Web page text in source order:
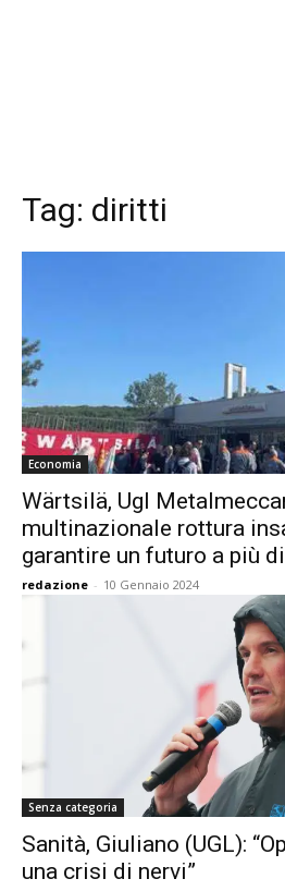
Tag: diritti
Economia
Wärtsilä, Ugl
multinazionale rottura
garantire un futuro a più
redazione - 10 Gennaio 2024
Senza categoria
Sanità, Giuliano (UGL):
una crisi di nervi”